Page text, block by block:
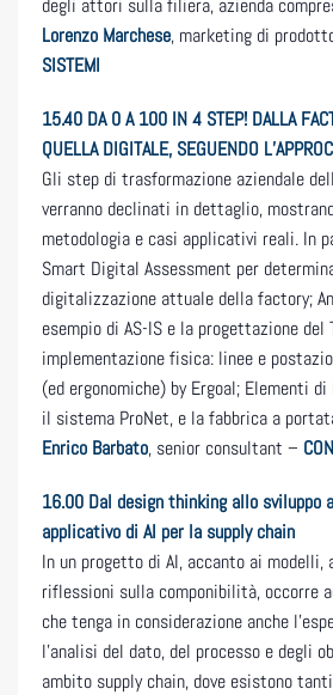
degli attori sulla filiera, azienda
Lorenzo Marchese, marketing di
SISTEMI
15.40 DA 0 A 100 IN 4 STEP! DALLA
QUELLA DIGITALE, SEGUENDO
Gli step di trasformazione aziendale
verranno declinati in dettaglio,
metodologia e casi applicativi reali. In
Smart Digital Assessment per
digitalizzazione attuale della factory;
esempio di AS-IS e la progettazione del
implementazione fisica: linee e
(ed ergonomiche) by Ergoal; Elementi
il sistema ProNet, e la fabbrica a
Enrico Barbato, senior consultant –
16.00 Dal design thinking allo sviluppo
applicativo di AI per la supply chain
In un progetto di AI, accanto ai modelli,
riflessioni sulla componibilità, occorre
che tenga in considerazione anche
l’analisi del dato, del processo e degli
ambito supply chain, dove esistono